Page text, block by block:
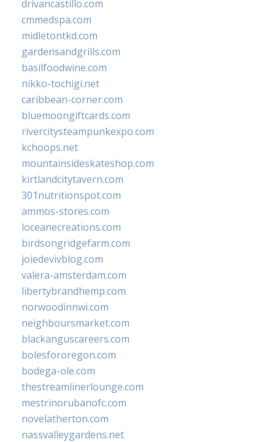
drivancastillo.com
cmmedspa.com
midletontkd.com
gardensandgrills.com
basilfoodwine.com
nikko-tochigi.net
caribbean-corner.com
bluemoongiftcards.com
rivercitysteampunkexpo.com
kchoops.net
mountainsideskateshop.com
kirtlandcitytavern.com
301nutritionspot.com
ammos-stores.com
loceanecreations.com
birdsongridgefarm.com
joiedevivblog.com
valera-amsterdam.com
libertybrandhemp.com
norwoodinnwi.com
neighboursmarket.com
blackanguscareers.com
bolesfororegon.com
bodega-ole.com
thestreamlinerlounge.com
mestrinorubanofc.com
novelatherton.com
nassvalleygardens.net